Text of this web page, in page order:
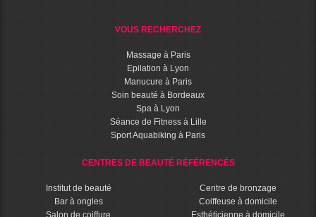
VOUS RECHERCHEZ
Massage à Paris
Epilation à Lyon
Manucure à Paris
Soin beauté à Bordeaux
Spa à Lyon
Séance de Fitness à Lille
Sport Aquabiking à Paris
CENTRES DE BEAUTÉ RÉFÉRENCÉS
Institut de beauté
Bar à ongles
Salon de coiffure
Centre de bronzage
Coiffeuse à domicile
Esthéticienne à domicile